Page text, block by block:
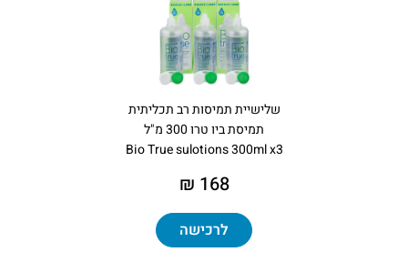
שלישיית תמיסות רב תכליתית
תמיסת ביו טרו 300 מ"ל
Bio True sulotions 300ml x3
168 ₪
לרכישה